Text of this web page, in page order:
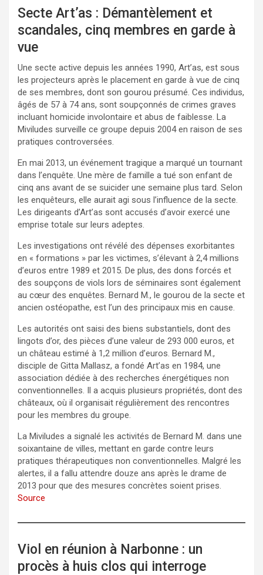
Secte Art’as : Démantèlement et
scandales, cinq membres en garde à
vue
Une secte active depuis les années 1990, Art’as, est sous
les projecteurs après le placement en garde à vue de cinq
de ses membres, dont son gourou présumé. Ces individus,
âgés de 57 à 74 ans, sont soupçonnés de crimes graves
incluant homicide involontaire et abus de faiblesse. La
Miviludes surveille ce groupe depuis 2004 en raison de ses
pratiques controversées.
En mai 2013, un événement tragique a marqué un tournant
dans l’enquête. Une mère de famille a tué son enfant de
cinq ans avant de se suicider une semaine plus tard. Selon
les enquêteurs, elle aurait agi sous l’influence de la secte.
Les dirigeants d’Art’as sont accusés d’avoir exercé une
emprise totale sur leurs adeptes.
Les investigations ont révélé des dépenses exorbitantes
en « formations » par les victimes, s’élevant à 2,4 millions
d’euros entre 1989 et 2015. De plus, des dons forcés et
des soupçons de viols lors de séminaires sont également
au cœur des enquêtes. Bernard M., le gourou de la secte et
ancien ostéopathe, est l’un des principaux mis en cause.
Les autorités ont saisi des biens substantiels, dont des
lingots d’or, des pièces d’une valeur de 293 000 euros, et
un château estimé à 1,2 million d’euros. Bernard M.,
disciple de Gitta Mallasz, a fondé Art’as en 1984, une
association dédiée à des recherches énergétiques non
conventionnelles. Il a acquis plusieurs propriétés, dont des
châteaux, où il organisait régulièrement des rencontres
pour les membres du groupe.
La Miviludes a signalé les activités de Bernard M. dans une
soixantaine de villes, mettant en garde contre leurs
pratiques thérapeutiques non conventionnelles. Malgré les
alertes, il a fallu attendre douze ans après le drame de
2013 pour que des mesures concrètes soient prises.
Source
Viol en réunion à Narbonne : un
procès à huis clos qui interroge